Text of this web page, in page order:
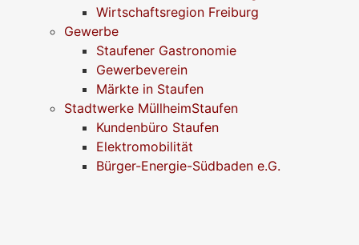
Wirtschaftsregion Freiburg
Gewerbe
Staufener Gastronomie
Gewerbeverein
Märkte in Staufen
Stadtwerke MüllheimStaufen
Kundenbüro Staufen
Elektromobilität
Bürger-Energie-Südbaden e.G.